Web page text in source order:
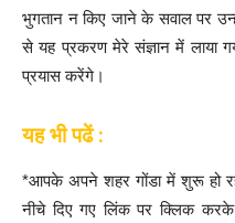
भुगतान न किए जाने के सवाल पर
से यह प्रकरण मेरे संज्ञान में लाया
प्रयास करेंगे।
यह भी पढें :
*आपके अपने शहर गोंडा में शुरू हो
नीचे दिए गए लिंक पर क्लिक